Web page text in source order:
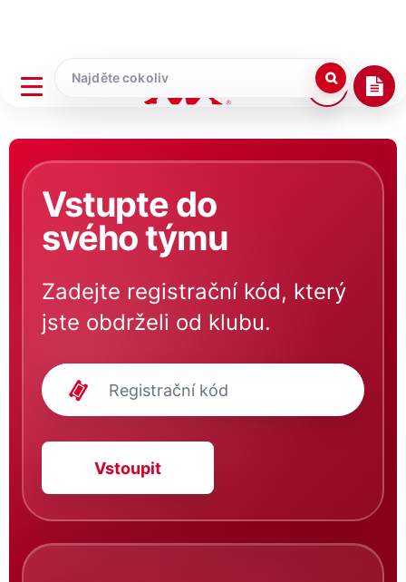
Vstupte do
svého týmu
Zadejte registrační kód, který
jste obdrželi od klubu.
Vstoupit